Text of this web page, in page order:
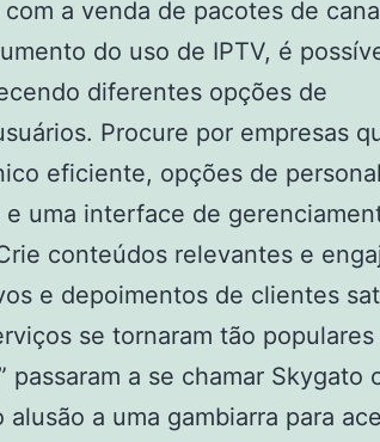
a venda de pacotes de
do uso de IPTV, é
diferentes opções de
Procure por empresas
eficiente, opções de
e uma interface de
conteúdos relevantes e
e depoimentos de clientes
se tornaram tão populares
passaram a se chamar Skygato
a uma gambiarra para